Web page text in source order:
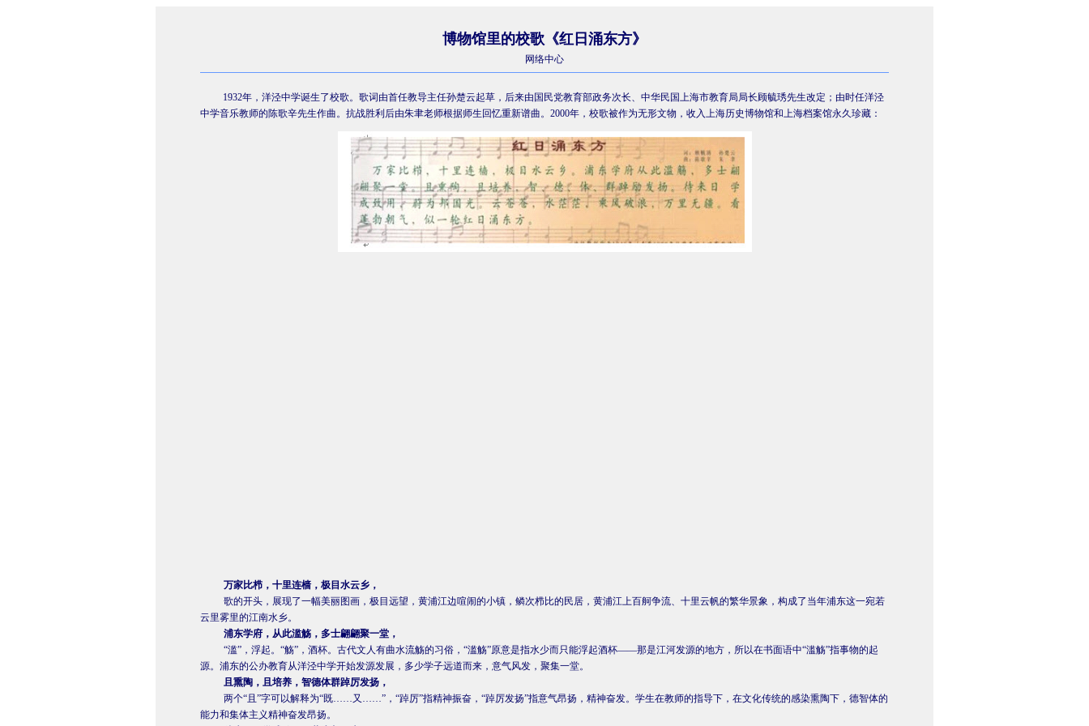
博物馆里的校歌《红日涌东方》
网络中心
1932年，洋泾中学诞生了校歌。歌词由首任教导主任孙楚云起草，后来由国民党教育部政务次长、中华民国上海市教育局局长顾毓琇先生改定；由时任洋泾
中学音乐教师的陈歌辛先生作曲。抗战胜利后由朱聿老师根据师生回忆重新谱曲。 2000年，校歌被作为无形文物，收入上海历史博物馆和上海档案馆永久珍藏：
万家比栉，十里连樯，极目水云乡，
歌的开头，展现了一幅美丽图画，极目远望，黄浦江边喧闹的小镇，鳞次栉比的民居，黄浦江上百舸争流、十里云帆的繁华景象，构成了当年浦东这一宛若
云里雾里的江南水乡。
浦东学府，从此滥觞，多士翩翩聚一堂，
“滥”，浮起。“觞”，酒杯。古代文人有曲水流觞的习俗，“滥觞”原意是指水少而只能浮起酒杯——那是江河发源的地方，所以在书面语中“滥觞”指事物的起
源。浦东的公办教育从洋泾中学开始发源发展，多少学子远道而来，意气风发，聚集一堂。
且熏陶，且培养，智德体群踔厉发扬，
两个“且”字可以解释为“既……又……”，“踔厉”指精神振奋，“踔厉发扬”指意气昂扬，精神奋发。学生在教师的指导下，在文化传统的感染熏陶下，德智体的
能力和集体主义精神奋发昂扬。